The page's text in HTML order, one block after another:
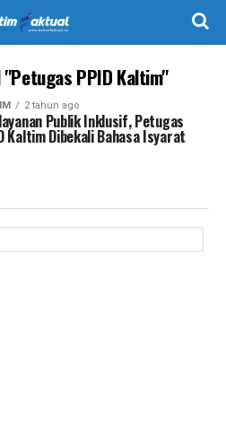
PPID Kaltim"
2 tahun ago
Publik Inklusif, Petugas
Kaltim Dibekali Bahasa Isyarat